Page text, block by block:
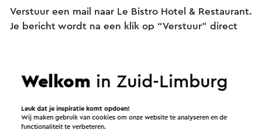
Verstuur een mail naar Le Bistro Hotel & Restaurant.
Je bericht wordt na een klik op “Verstuur” direct
Naam
Welkom in Zuid-Limburg
Leuk dat je inspiratie komt opdoen!
Wij maken gebruik van cookies om onze website te analyseren en de
functionaliteit te verbeteren.